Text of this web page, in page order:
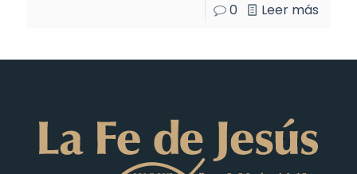
0 Leer más